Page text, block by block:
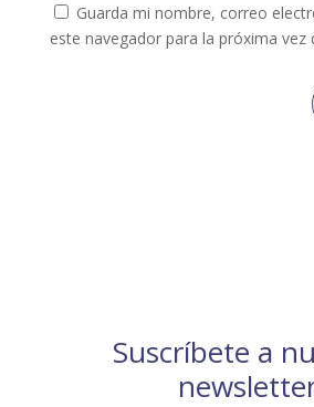
Guarda mi nombre, correo
este navegador para la próxima vez
Suscríbete a